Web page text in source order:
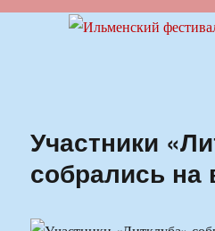
Ильменский
Участники
собрались на